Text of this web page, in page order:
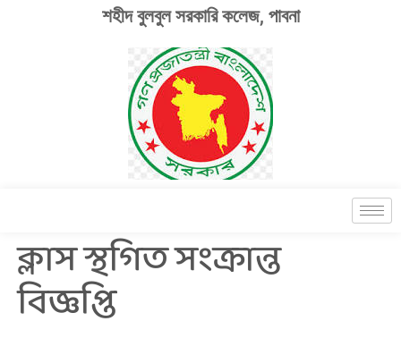
শহীদ বুলবুল সরকারি কলেজ, পাবনা
ক্লাস স্থগিত সংক্রান্ত
বিজ্ঞপ্তি